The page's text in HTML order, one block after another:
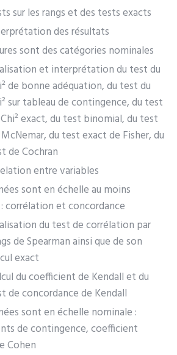
sur les rangs et des tests exacts
des résultats
sont des catégories nominales
et interprétation du test du
de bonne adéquation, du test du
sur tableau de contingence, du test
exact, du test binomial, du test
du test exact de Fisher, du
de Cochran
entre variables
sont en échelle au moins
corrélation et concordance
du test de corrélation par
de Spearman ainsi que de son
exact
du coefficient de Kendall et du
de concordance de Kendall
sont en échelle nominale :
de contingence, coefficient
Cohen